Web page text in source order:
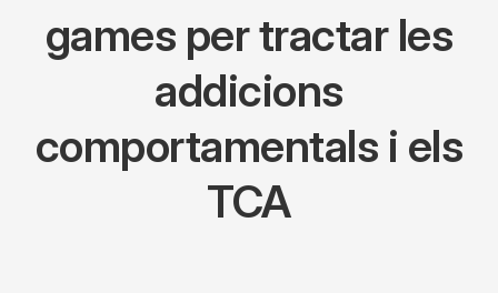
games per tractar les
addicions
comportamentals i els
TCA